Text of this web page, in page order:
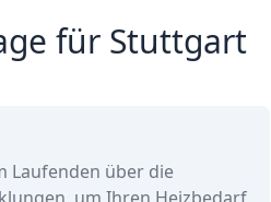
für Stuttgart
Laufenden über die